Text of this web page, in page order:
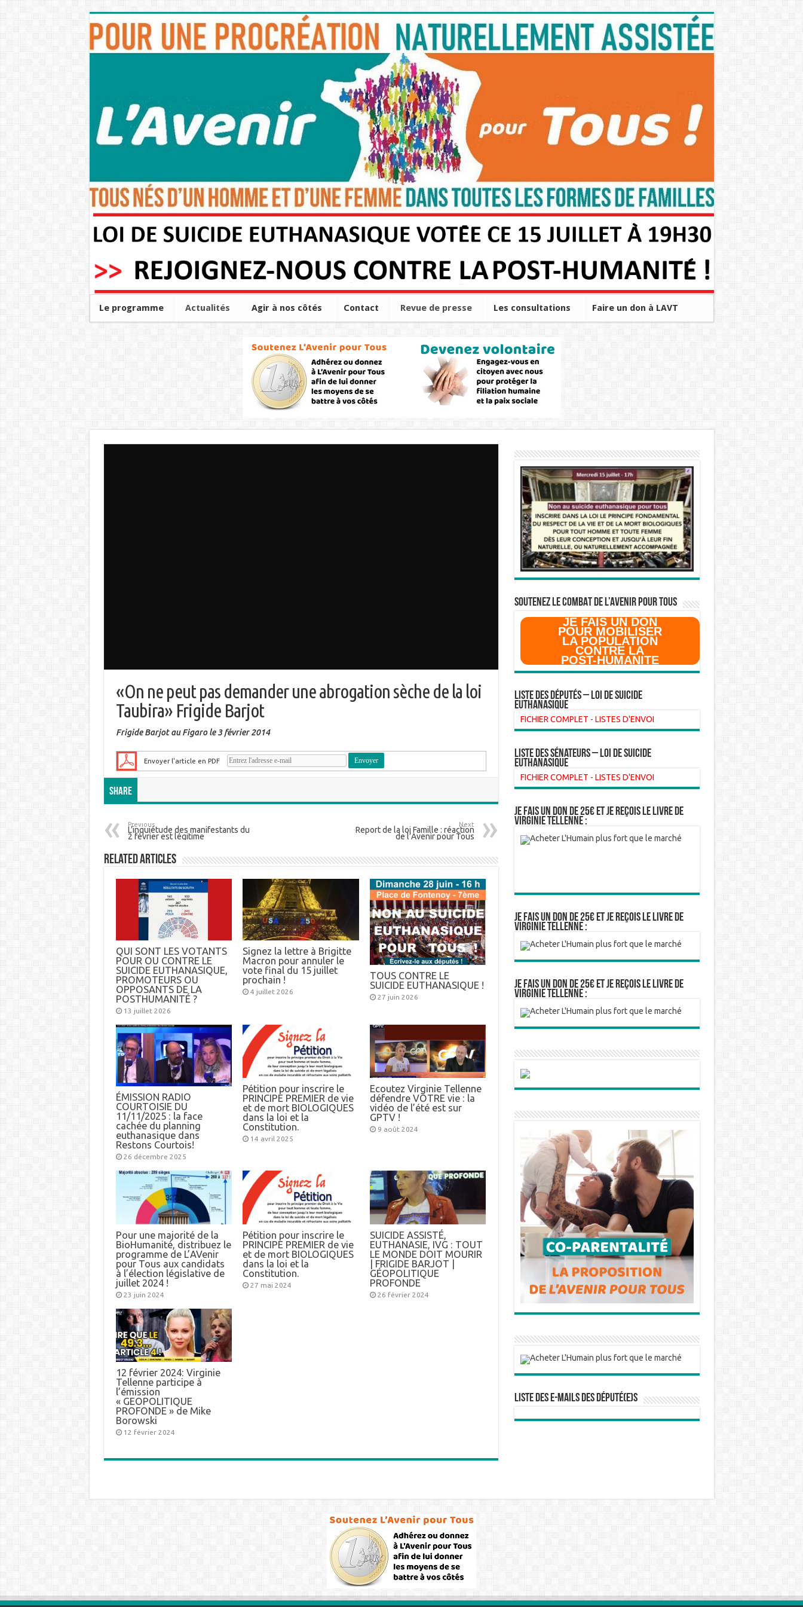
Le programme Actualités Agir à nos côtés Contact Revue de presse Les consultations Faire un don à LAVT
«On ne peut pas demander une abrogation sèche de la loi
Taubira» Frigide Barjot
Frigide Barjot au Figaro le 3 février 2014
Envoyer l'article en PDF
Share
Previous
L’inquiétude des manifestants du
2 février est légitime
Next
Report de la loi Famille : réaction
de l’Avenir pour Tous
Related Articles
QUI SONT LES VOTANTS
POUR OU CONTRE LE
SUICIDE EUTHANASIQUE,
PROMOTEURS OU
OPPOSANTS DE LA
POSTHUMANITÉ ?
13 juillet 2026
Signez la lettre à Brigitte
Macron pour annuler le
vote final du 15 juillet
prochain !
4 juillet 2026
TOUS CONTRE LE
SUICIDE EUTHANASIQUE !
27 juin 2026
ÉMISSION RADIO
COURTOISIE DU
11/11/2025 : la face
cachée du planning
euthanasique dans
Restons Courtois!
26 décembre 2025
Pétition pour inscrire le
PRINCIPE PREMIER de vie
et de mort BIOLOGIQUES
dans la loi et la
Constitution.
14 avril 2025
Ecoutez Virginie Tellenne
défendre VOTRE vie : la
vidéo de l’été est sur
GPTV !
9 août 2024
Pour une majorité de la
BioHumanité, distribuez le
programme de L’AVenir
pour Tous aux candidats
à l’élection législative de
juillet 2024 !
23 juin 2024
Pétition pour inscrire le
PRINCIPE PREMIER de vie
et de mort BIOLOGIQUES
dans la loi et la
Constitution.
27 mai 2024
SUICIDE ASSISTÉ,
EUTHANASIE, IVG : TOUT
LE MONDE DOIT MOURIR
| FRIGIDE BARJOT |
GÉOPOLITIQUE
PROFONDE
26 février 2024
12 février 2024: Virginie
Tellenne participe à
l’émission
« GEOPOLITIQUE
PROFONDE » de Mike
Borowski
12 février 2024
SOUTENEZ LE COMBAT DE L’AVenir pour Tous
JE FAIS UN DON
POUR MOBILISER
LA POPULATION
CONTRE LA
POST-HUMANITE
Liste des Députés – Loi de suicide
euthanasique
FICHIER COMPLET - LISTES D'ENVOI
liste des sénateurs – loi de suicide
euthanasique
FICHIER COMPLET - LISTES D'ENVOI
Je fais un don de 25€ et je reçois le livre de
Virginie Tellenne :
Je fais un don de 25€ et je reçois le livre de
Virginie Tellenne :
Je fais un don de 25€ et je reçois le livre de
Virginie Tellenne :
Liste des e-mails des député(e)s